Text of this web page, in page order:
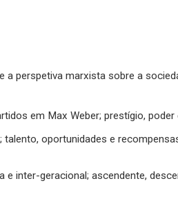
a perspetiva marxista sobre a
em Max Weber; prestígio, poder
oportunidades e
e inter-geracional; ascendente,